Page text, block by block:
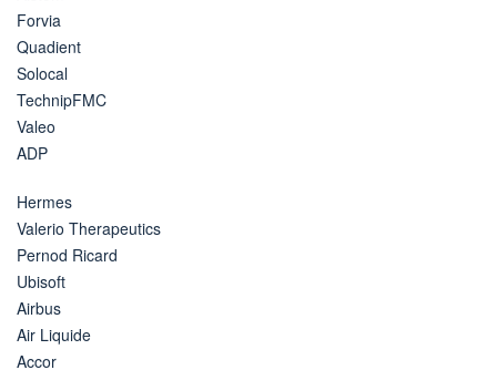
Forvia
Quadient
Solocal
TechnipFMC
Valeo
ADP
Hermes
Valerio Therapeutics
Pernod Ricard
Ubisoft
Airbus
Air Liquide
Accor